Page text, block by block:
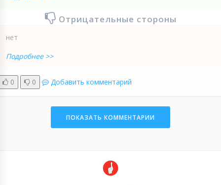
Отрицательные стороны
нет
Подробнее >>
0 0 Добавить комментарий
ПОКАЗАТЬ КОММЕНТАРИИ